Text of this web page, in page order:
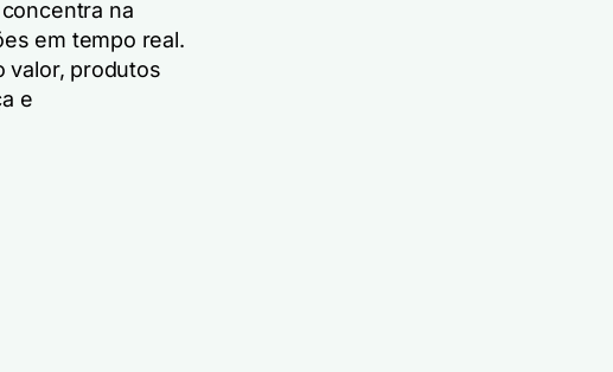
na
em tempo real.
valor, produtos
e